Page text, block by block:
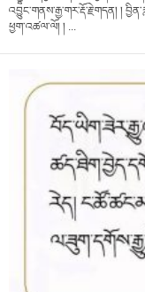
འབྱུང་གནས་རྒྱ་གར་རྡོ་རྗེ་གདན། །
ཕྱག་འཚལ་ལོ། ། ...